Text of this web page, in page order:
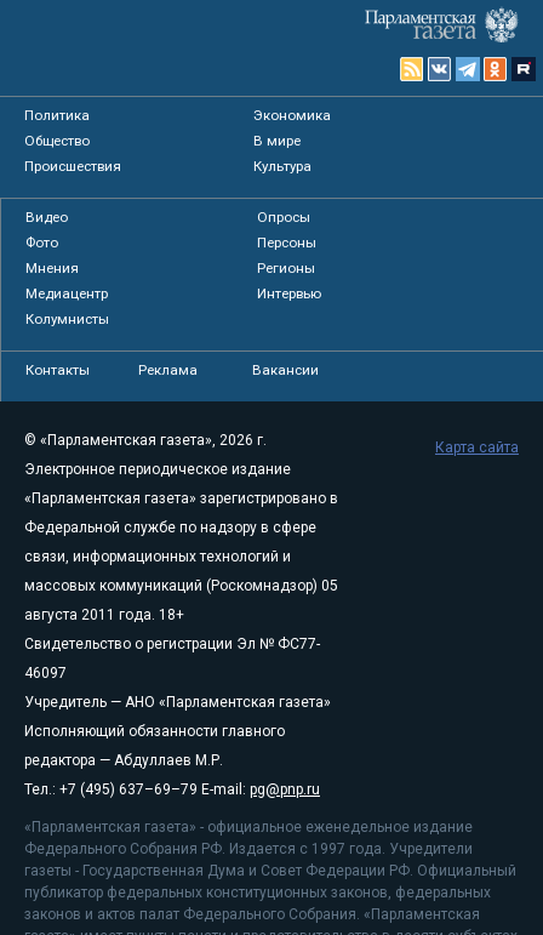
Политика
Экономика
Общество
В мире
Происшествия
Культура
Видео
Опросы
Фото
Персоны
Мнения
Регионы
Медиацентр
Интервью
Колумнисты
Контакты Реклама Вакансии
© «Парламентская газета», 2026 г.
Электронное периодическое издание
«Парламентская газета» зарегистрировано в
Федеральной службе по надзору в сфере
связи, информационных технологий и
массовых коммуникаций (Роскомнадзор) 05
августа 2011 года. 18+
Свидетельство о регистрации Эл № ФС77-
46097
Учредитель — АНО «Парламентская газета»
Исполняющий обязанности главного
редактора — Абдуллаев М.Р.
Тел.: +7 (495) 637–69–79 E-mail: pg@pnp.ru
«Парламентская газета» - официальное еженедельное издание
Федерального Собрания РФ. Издается с 1997 года. Учредители
газеты - Государственная Дума и Совет Федерации РФ. Официальный
публикатор федеральных конституционных законов, федеральных
законов и актов палат Федерального Собрания. «Парламентская
Карта сайта